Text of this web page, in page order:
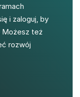
i zaloguj, by
też
rozwój